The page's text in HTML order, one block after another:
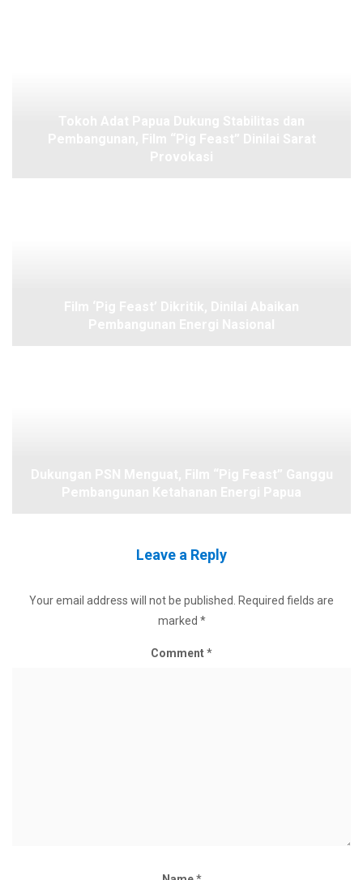
Leave a Reply
Your email address will not be published.
Required fields are
marked *
Comment*